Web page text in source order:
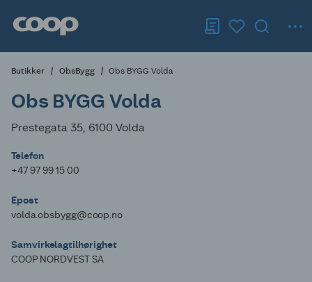
Butikker ObsBygg Obs BYGG Volda
Obs BYGG Volda
Prestegata 35, 6100 Volda
Telefon
+47 97 99 15 00
Epost
volda.obsbygg@coop.no
Samvirkelagtilhørighet
COOP NORDVEST SA